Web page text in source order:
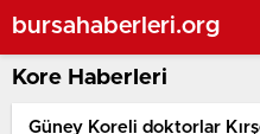
bursahaberleri.org
Kore Haberleri
Güney Koreli doktorlar